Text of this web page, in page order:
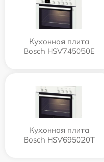
Кухонная плита
Bosch HSV745050E
Кухонная плита
Bosch HSV695020T